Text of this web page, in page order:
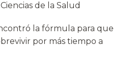
de la Salud
la fórmula para que
por más tiempo a